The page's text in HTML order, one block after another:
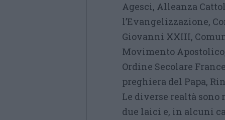
Agesci, Alleanza
l’Evangelizzazione,
Giovanni XXIII,
Movimento
Ordine Secolare
preghiera del Papa,
Le diverse realtà sono
due laici e, in alcuni